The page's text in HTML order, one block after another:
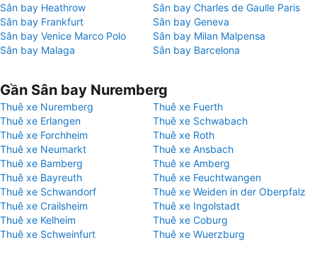
Sân bay Heathrow
Sân bay Charles de Gaulle Paris
Sân bay Frankfurt
Sân bay Geneva
Sân bay Venice Marco Polo
Sân bay Milan Malpensa
Sân bay Malaga
Sân bay Barcelona
Gần Sân bay Nuremberg
Thuê xe Nuremberg
Thuê xe Fuerth
Thuê xe Erlangen
Thuê xe Schwabach
Thuê xe Forchheim
Thuê xe Roth
Thuê xe Neumarkt
Thuê xe Ansbach
Thuê xe Bamberg
Thuê xe Amberg
Thuê xe Bayreuth
Thuê xe Feuchtwangen
Thuê xe Schwandorf
Thuê xe Weiden in der Oberpfalz
Thuê xe Crailsheim
Thuê xe Ingolstadt
Thuê xe Kelheim
Thuê xe Coburg
Thuê xe Schweinfurt
Thuê xe Wuerzburg